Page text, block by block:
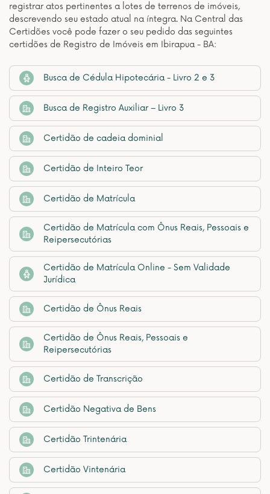
registrar atos pertinentes a lotes de terrenos de imóveis,
descrevendo seu estado atual na íntegra. Na Central das
Certidões você pode fazer o seu pedido das seguintes
certidões de Registro de Imóveis em Ibirapua - BA:
Busca de Cédula Hipotecária - Livro 2 e 3
Busca de Registro Auxiliar – Livro 3
Certidão de cadeia dominial
Certidão de Inteiro Teor
Certidão de Matrícula
Certidão de Matrícula com Ônus Reais, Pessoais e
Reipersecutórias
Certidão de Matrícula Online - Sem Validade
Jurídica
Certidão de Ônus Reais
Certidão de Ônus Reais, Pessoais e
Reipersecutórias
Certidão de Transcrição
Certidão Negativa de Bens
Certidão Trintenária
Certidão Vintenária